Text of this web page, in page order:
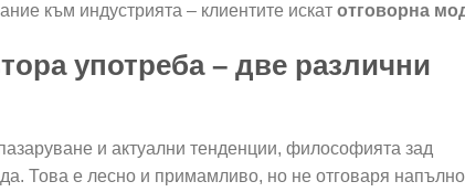
към индустрията – клиентите искат отговорна
употреба – две различни
и актуални тенденции, философията зад
Това е лесно и примамливо, но не отговаря